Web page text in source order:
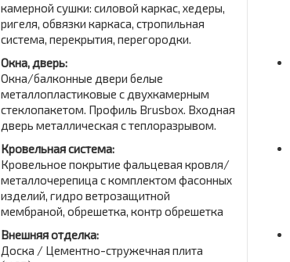
камерной сушки: силовой каркас, хедеры,
ригеля, обвязки каркаса, стропильная
система, перекрытия, перегородки.
Окна, дверь:
Окна/балконные двери белые
металлопластиковые с двухкамерным
стеклопакетом. Профиль Brusbox. Входная
дверь металлическая с теплоразрывом.
Кровельная система:
Кровельное покрытие фальцевая кровля/
металлочерепица с комплектом фасонных
изделий, гидро ветрозащитной
мембраной, обрешетка, контр обрешетка
Внешняя отделка:
Доска / Цементно-стружечная плита